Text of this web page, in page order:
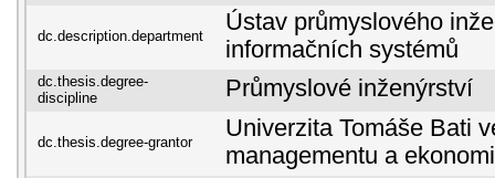
dc.description.department
Ústav průmyslového
informačních systémů
dc.thesis.degree-
discipline
Průmyslové inženýrství
dc.thesis.degree-grantor
Univerzita Tomáše Bati
managementu a